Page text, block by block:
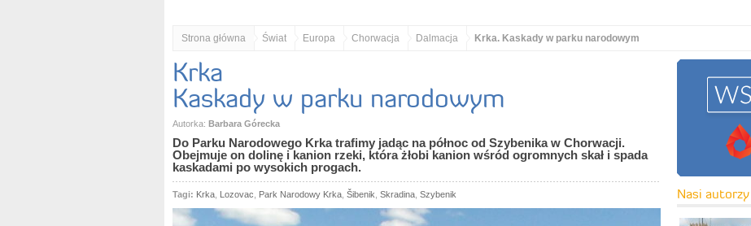
Strona główna Świat Europa Chorwacja Dalmacja Krka. Kaskady w parku narodowym
Krka
Kaskady w parku narodowym
Autorka: Barbara Górecka
Do Parku Narodowego Krka trafimy jadąc na północ od Szybenika w Chorwacji.
Obejmuje on dolinę i kanion rzeki, która żłobi kanion wśród ogromnych skał i spada
kaskadami po wysokich progach.
Tagi: Krka Lozovac Park Narodowy Krka Šibenik Skradina Szybenik Nasi autorzy